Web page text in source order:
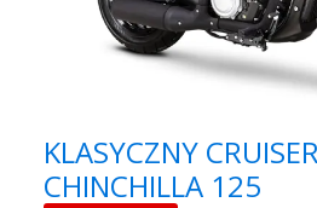
KLASYCZNY
CHINCHILLA 125